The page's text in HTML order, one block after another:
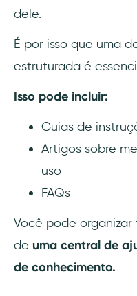
dele.
É por isso que uma
estruturada é
Isso pode incluir:
Guias de
Artigos sobre
uso
FAQs
Você pode
de uma central de
de conhecimento.